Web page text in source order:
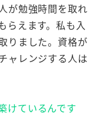
が勉強時間を取れ
らえます。私も入
りました。資格が
ャレンジする人は
けているんです